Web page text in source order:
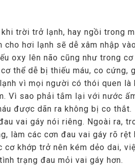
khi trời trở lạnh, hay ngồi trong
cho hơi lạnh sẽ dễ xâm nhập
oxy lên não cũng như trong
thể dễ bị thiếu máu, co
vì mọi người có thói quen
Vì sao phải tắm lại với nước
được dãn ra không bị co
vai gáy nói riêng. Ngoài ra,
làm các cơn đau vai gáy rõ
cơ khớp trở nên kém dẻo dai,
trạng đau mỏi vai gáy hơn.